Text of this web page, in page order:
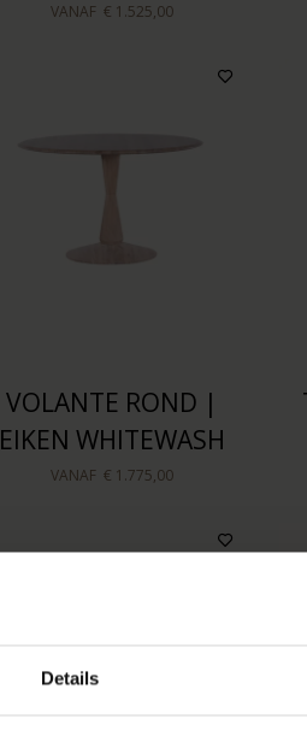
Details
VANAF € 1.525,00
VOLANTE ROND |
EIKEN WHITEWASH
VANAF € 1.775,00